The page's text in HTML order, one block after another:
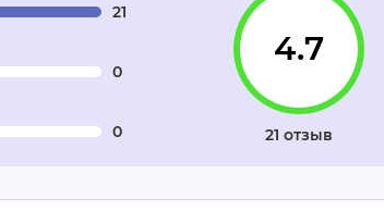
21
0
0
4.7
21 отзыв